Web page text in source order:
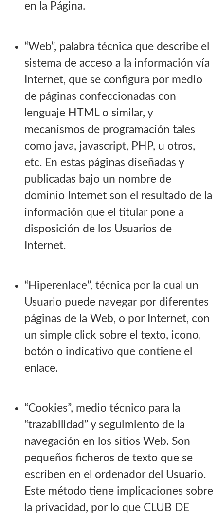
en la Página.
“Web”, palabra técnica que describe el
sistema de acceso a la información vía
Internet, que se configura por medio
de páginas confeccionadas con
lenguaje HTML o similar, y
mecanismos de programación tales
como java, javascript, PHP, u otros,
etc. En estas páginas diseñadas y
publicadas bajo un nombre de
dominio Internet son el resultado de la
información que el titular pone a
disposición de los Usuarios de
Internet.
“Hiperenlace”, técnica por la cual un
Usuario puede navegar por diferentes
páginas de la Web, o por Internet, con
un simple click sobre el texto, icono,
botón o indicativo que contiene el
enlace.
“Cookies”, medio técnico para la
“trazabilidad” y seguimiento de la
navegación en los sitios Web. Son
pequeños ficheros de texto que se
escriben en el ordenador del Usuario.
Este método tiene implicaciones sobre
la privacidad, por lo que CLUB DE